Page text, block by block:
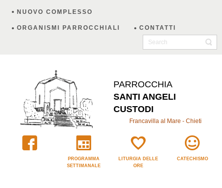
NUOVO COMPLESSO
ORGANISMI PARROCCHIALI CONTATTI
PARROCCHIA
SANTI ANGELI
CUSTODI
Francavilla al Mare - Chieti
PROGRAMMA
SETTIMANALE
LITURGIA DELLE
ORE
CATECHISMO